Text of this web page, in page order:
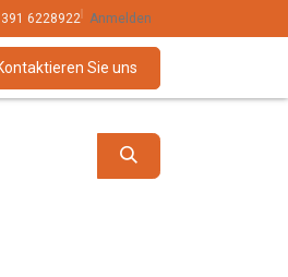
Marken
6228922 Anmelden
Sie uns